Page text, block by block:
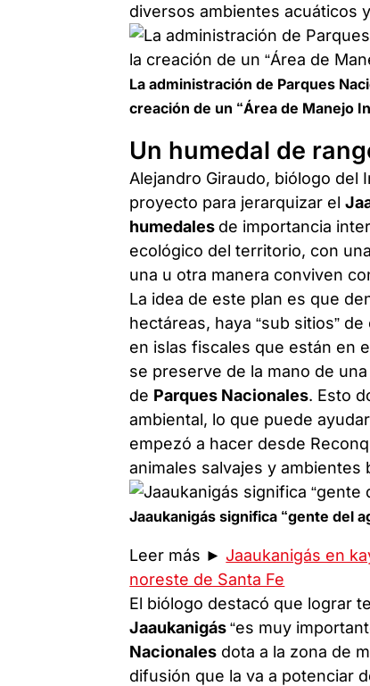
diversos ambientes acuáticos
La administración de Parques
creación de un “Área de Manejo
Un humedal de
Alejandro Giraudo, biólogo del
proyecto para jerarquizar el
humedales de importancia
ecológico del territorio, con
una u otra manera conviven
La idea de este plan es que
hectáreas, haya “sub sitios”
en islas fiscales que están en
se preserve de la mano de
de Parques Nacionales. Esto
ambiental, lo que puede
empezó a hacer desde
animales salvajes y ambientes
Jaaukanigás significa “gente del
Leer más ►Jaaukanigás en
noreste de Santa Fe
El biólogo destacó que lograr
Jaaukanigás“es muy
Nacionales dota a la zona de
difusión que la va a potenciar